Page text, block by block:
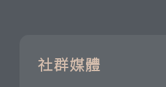
社群媒體